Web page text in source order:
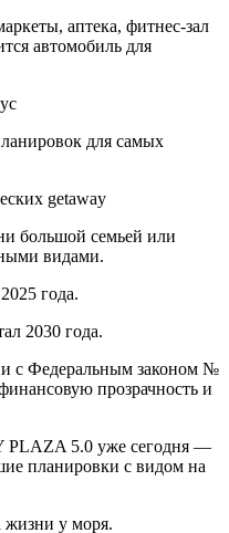
аптека, фитнес-зал
автомобиль для
для самых
getaway
большой семьей или
видами.
года.
2030 года.
с Федеральным законом №
прозрачность и
PLAZA 5.0 уже сегодня —
планировки с видом на
у моря.